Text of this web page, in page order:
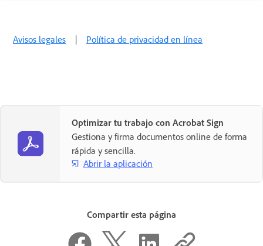
Avisos legales | Política de privacidad en línea
Optimizar tu trabajo con Acrobat Sign
Gestiona y firma documentos online de forma
rápida y sencilla.
Abrir la aplicación
Compartir esta página